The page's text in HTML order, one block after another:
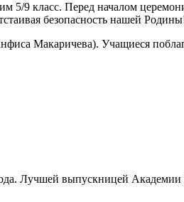
9 класс. Перед началом
безопасность нашей
Макаричева). Учащиеся
Лучшей выпускницей Академии